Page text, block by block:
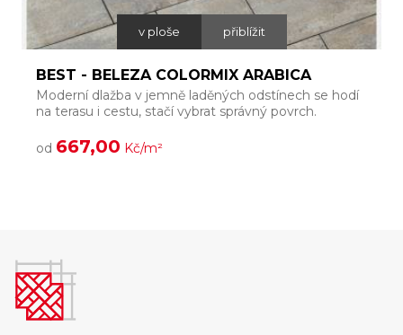
v ploše přiblížit
BEST - BELEZA COLORMIX ARABICA
Moderní dlažba v jemně laděných odstínech se hodí
na terasu i cestu, stačí vybrat správný povrch.
od 667,00 Kč/m²